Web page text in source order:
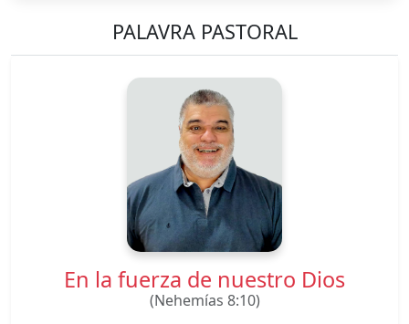
PALAVRA PASTORAL
En la fuerza de nuestro Dios
(Nehemías 8:10)